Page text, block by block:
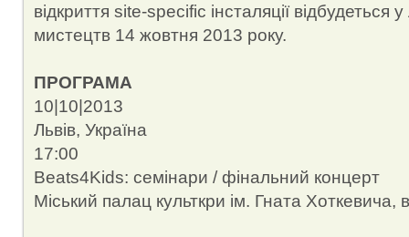
відкриття site-specific інсталяції відбудеться
мистецтв 14 жовтня 2013 року.
ПРОГРАМА
10|10|2013
Львів, Україна
17:00
Beats4Kids: семінари / фінальний концерт
Міський палац культкри ім. Гната